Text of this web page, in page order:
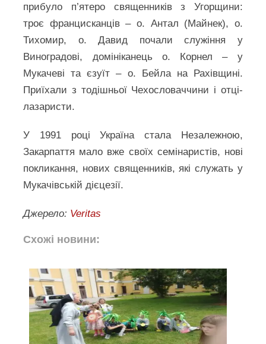
прибуло п’ятеро священників з Угорщини:
троє францисканців – о. Антал (Майнек), о.
Тихомир, о. Давид почали служіння у
Виноградові, домініканець о. Корнел – у
Мукачеві та єзуїт – о. Бейла на Рахівщині.
Приїхали з тодішньої Чехословаччини і отці-
лазаристи.
У 1991 році Україна стала Незалежною,
Закарпаття мало вже своїх семінаристів, нові
покликання, нових священників, які служать у
Мукачівській дієцезії.
Джерело: Veritas
Схожі новини: